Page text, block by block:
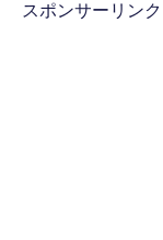
スポンサーリンク